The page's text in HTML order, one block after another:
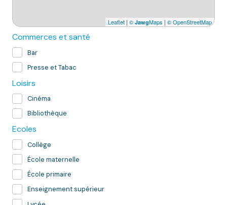
Leaflet | © JawgMaps | © OpenStreetMap
Commerces et santé
Bar
Presse et Tabac
Loisirs
Cinéma
Bibliothèque
Ecoles
Collège
École maternelle
École primaire
Enseignement supérieur